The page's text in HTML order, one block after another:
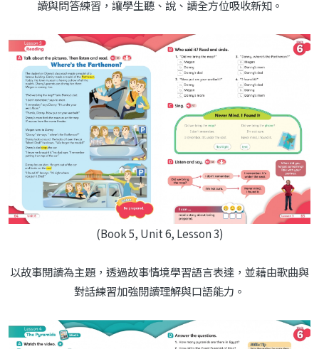
讀與問答練習，讓學生聽、說、讀全方位吸收新知。
(Book 5, Unit 6, Lesson 3)
以故事閱讀為主題，透過故事情境學習語言表達，並藉由歌曲與
對話練習加強閱讀理解與口語能力。